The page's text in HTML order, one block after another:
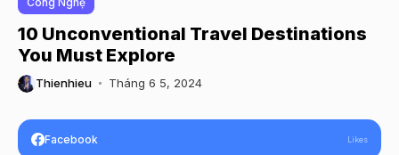
10 Unconventional Travel Destinations
You Must Explore
Thienhieu Tháng 6 5, 2024
Facebook Likes